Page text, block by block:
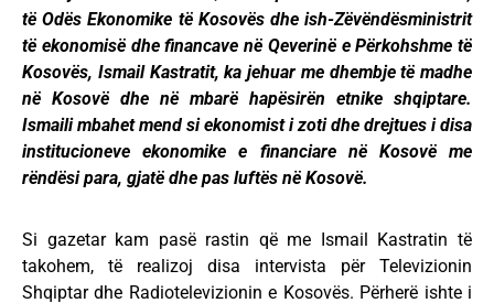
të Odës Ekonomike të Kosovës dhe ish-Zëvëndësministrit
të ekonomisë dhe financave në Qeverinë e Përkohshme të
Kosovës, Ismail Kastratit, ka jehuar me dhembje të madhe
në Kosovë dhe në mbarë hapësirën etnike shqiptare.
Ismaili mbahet mend si ekonomist i zoti dhe drejtues i disa
institucioneve ekonomike e financiare në Kosovë me
rëndësi para, gjatë dhe pas luftës në Kosovë.
Si gazetar kam pasë rastin që me Ismail Kastratin të
takohem, të realizoj disa intervista për Televizionin
Shqiptar dhe Radiotelevizionin e Kosovës. Përherë ishte i